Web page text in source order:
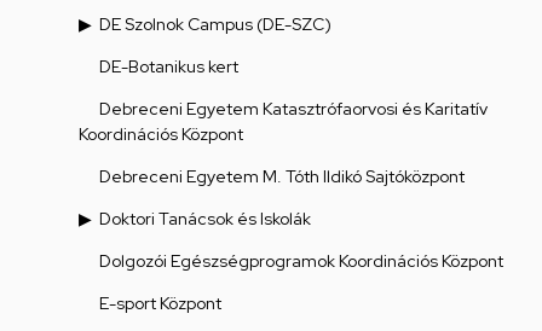
DE Szolnok Campus (DE-SZC)
DE-Botanikus kert
Debreceni Egyetem Katasztrófaorvosi és Karitatív
Koordinációs Központ
Debreceni Egyetem M. Tóth Ildikó Sajtóközpont
Doktori Tanácsok és Iskolák
Dolgozói Egészségprogramok Koordinációs Központ
E-sport Központ